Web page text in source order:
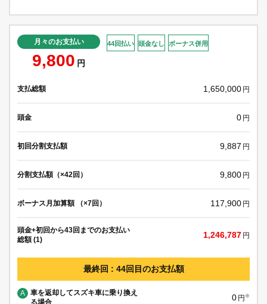
月々のお支払い
9,800 円
44回払い 頭金なし ボーナス併用
支払総額 1,650,000 円
頭金 0 円
初回分割支払額 9,887 円
分割支払額（×42回） 9,800 円
ボーナス月加算額 （×7回） 117,900 円
頭金+初回から43回までのお支払い
総額 (1)
1,246,787 円
最終回 : 44回目のお支払額
A
車を返却してスズキ車に乗り換え
る場合
0 円 ※